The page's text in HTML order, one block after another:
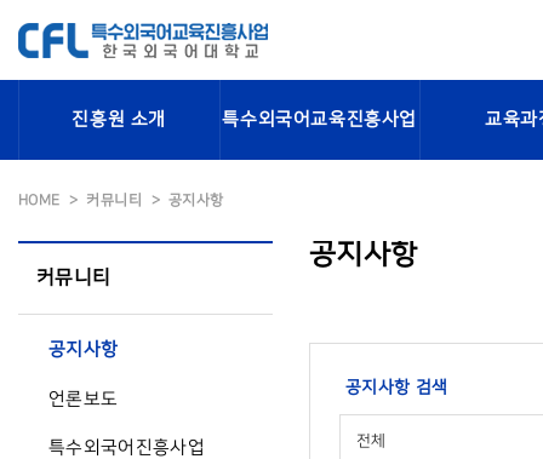
진흥원 소개 특수외국어교육진흥사업 교육과
HOME 커뮤니티 공지사항
커뮤니티
공지사항
언론보도
특수외국어진흥사업
공지사항
공지사항 검색
전체